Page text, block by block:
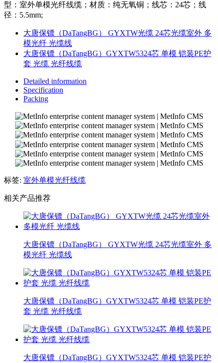
型：室外单模光纤线缆；材质：纯无氧铜；线芯：24芯；线
径：5.5mm;
大唐保镖（DaTangBG） GYXTW光缆 24芯光缆室外 多
模光纤 光缆线
大唐保镖（DaTangBG）GYXTW5324芯 单模 铠装PE护
套 光缆 光纤线缆
Detailed information
Specification
Packing
标签: 室外单模光纤线缆
相关产品推荐
大唐保镖（DaTangBG） GYXTW光缆 24芯光缆室外 多
模光纤 光缆线
大唐保镖（DaTangBG）GYXTW5324芯 单模 铠装PE护
套 光缆 光纤线缆
大唐保镖（DaTangBG）GYXTW5324芯 单模 铠装PE护